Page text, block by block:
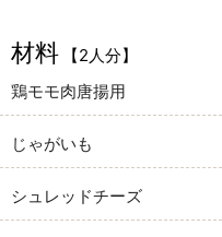
材料
【2人分】
鶏モモ肉唐揚用
じゃがいも
シュレッドチーズ